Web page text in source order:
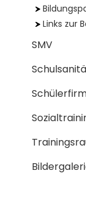
Links zur
SMV